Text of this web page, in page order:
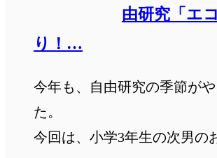
由研究「エ
り！…
今年も、自由研究の季節が
た。
今回は、小学3年生の次男の